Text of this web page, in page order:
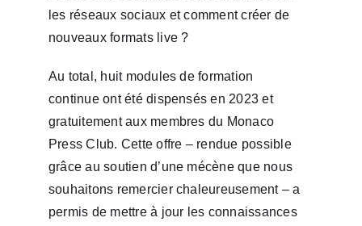
les réseaux sociaux et comment créer de
nouveaux formats live ?
Au total, huit modules de formation
continue ont été dispensés en 2023 et
gratuitement aux membres du Monaco
Press Club. Cette offre – rendue possible
grâce au soutien d’une mécène que nous
souhaitons remercier chaleureusement – a
permis de mettre à jour les connaissances